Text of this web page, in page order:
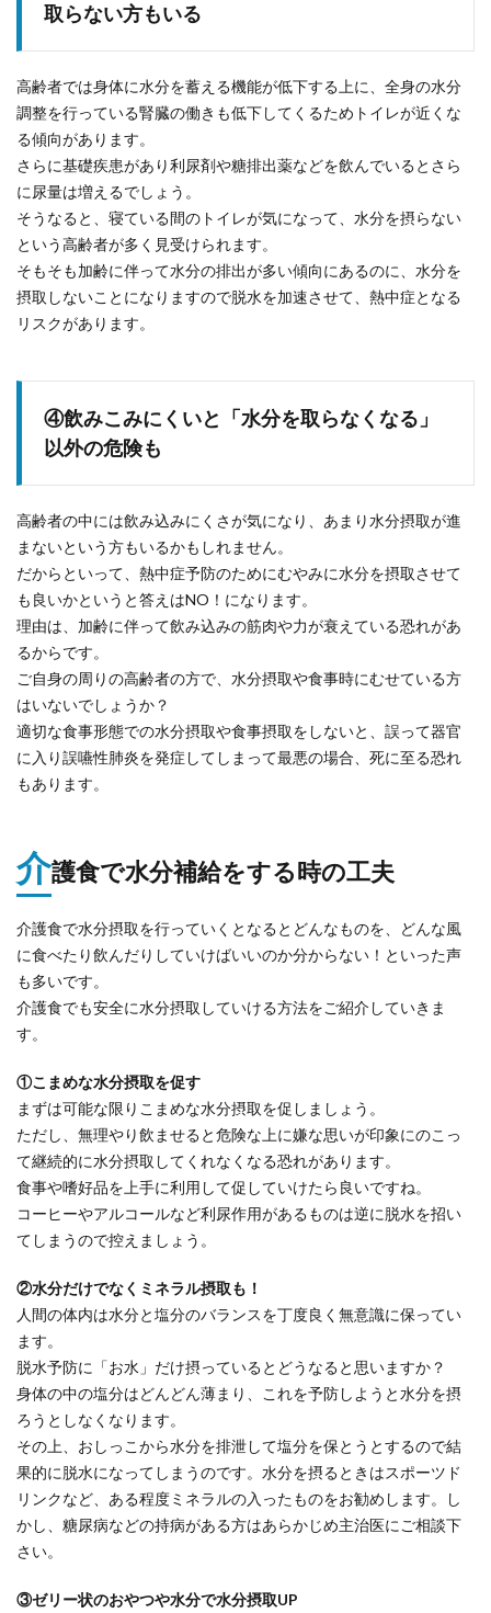
取らない方もいる
高齢者では身体に水分を蓄える機能が低下する上に、全身の水分
調整を行っている腎臓の働きも低下してくるためトイレが近くな
る傾向があります。
さらに基礎疾患があり利尿剤や糖排出薬などを飲んでいるとさら
に尿量は増えるでしょう。
そうなると、寝ている間のトイレが気になって、水分を摂らない
という高齢者が多く見受けられます。
そもそも加齢に伴って水分の排出が多い傾向にあるのに、水分を
摂取しないことになりますので脱水を加速させて、熱中症となる
リスクがあります。
④飲みこみにくいと「水分を取らなくなる」
以外の危険も
高齢者の中には飲み込みにくさが気になり、あまり水分摂取が進
まないという方もいるかもしれません。
だからといって、熱中症予防のためにむやみに水分を摂取させて
も良いかというと答えはNO！になります。
理由は、加齢に伴って飲み込みの筋肉や力が衰えている恐れがあ
るからです。
ご自身の周りの高齢者の方で、水分摂取や食事時にむせている方
はいないでしょうか？
適切な食事形態での水分摂取や食事摂取をしないと、誤って器官
に入り誤嚥性肺炎を発症してしまって最悪の場合、死に至る恐れ
もあります。
介護食で水分補給をする時の工夫
介護食で水分摂取を行っていくとなるとどんなものを、どんな風
に食べたり飲んだりしていけばいいのか分からない！といった声
も多いです。
介護食でも安全に水分摂取していける方法をご紹介していきま
す。
①こまめな水分摂取を促す
まずは可能な限りこまめな水分摂取を促しましょう。
ただし、無理やり飲ませると危険な上に嫌な思いが印象にのこっ
て継続的に水分摂取してくれなくなる恐れがあります。
食事や嗜好品を上手に利用して促していけたら良いですね。
コーヒーやアルコールなど利尿作用があるものは逆に脱水を招い
てしまうので控えましょう。
②水分だけでなくミネラル摂取も！
人間の体内は水分と塩分のバランスを丁度良く無意識に保ってい
ます。
脱水予防に「お水」だけ摂っているとどうなると思いますか？
身体の中の塩分はどんどん薄まり、これを予防しようと水分を摂
ろうとしなくなります。
その上、おしっこから水分を排泄して塩分を保とうとするので結
果的に脱水になってしまうのです。水分を摂るときはスポーツド
リンクなど、ある程度ミネラルの入ったものをお勧めします。し
かし、糖尿病などの持病がある方はあらかじめ主治医にご相談下
さい。
③ゼリー状のおやつや水分で水分摂取UP